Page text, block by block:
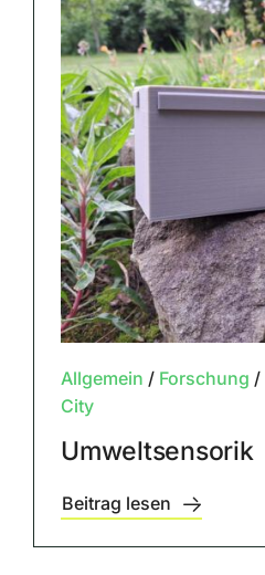
Allgemein / Forschung /
City
Umweltsensorik
Beitrag lesen